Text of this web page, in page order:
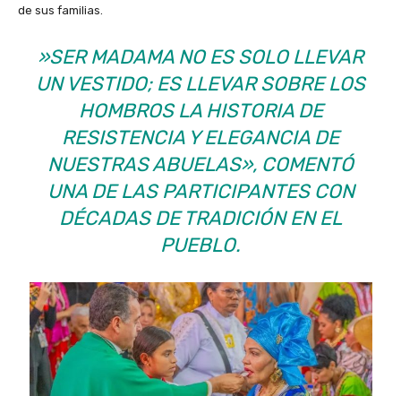
de sus familias.
​»SER MADAMA NO ES SOLO LLEVAR
UN VESTIDO; ES LLEVAR SOBRE LOS
HOMBROS LA HISTORIA DE
RESISTENCIA Y ELEGANCIA DE
NUESTRAS ABUELAS», COMENTÓ
UNA DE LAS PARTICIPANTES CON
DÉCADAS DE TRADICIÓN EN EL
PUEBLO.